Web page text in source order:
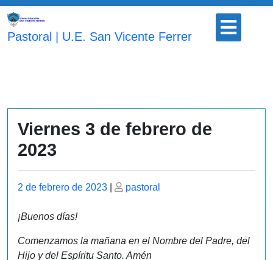
Saltar
contenido
Pastoral | U.E. San Vicente Ferrer
Botón
abrir
Viernes 3 de febrero de
2023
Publicado
2 de febrero de 2023
Publicado
pastoral
¡Buenos días!
Comenzamos la mañana en el Nombre del Padre, del
Hijo y del Espíritu Santo. Amén